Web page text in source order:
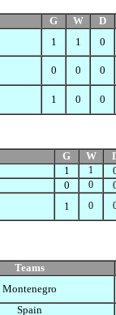
G W D
1 1 0
0 0 0
1 0 0
G W
1 1
0 0
1 0
Teams
Montenegro
Spain